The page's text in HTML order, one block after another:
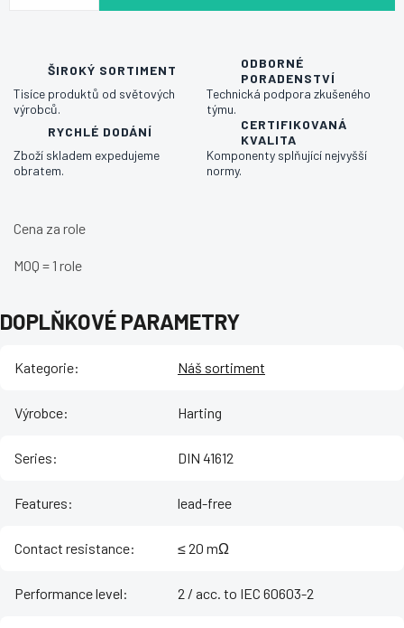
ŠIROKÝ SORTIMENT
Tisíce produktů od světových
výrobců.
ODBORNÉ
PORADENSTVÍ
Technická podpora zkušeného
týmu.
RYCHLÉ DODÁNÍ
Zboží skladem expedujeme
obratem.
CERTIFIKOVANÁ
KVALITA
Komponenty splňující nejvyšší
normy.
Cena za role
MOQ = 1 role
DOPLŇKOVÉ PARAMETRY
Kategorie: Náš sortiment
Výrobce: Harting
Series: DIN 41612
Features: lead-free
Contact resistance: ≤ 20 mΩ
Performance level: 2 / acc. to IEC 60603-2